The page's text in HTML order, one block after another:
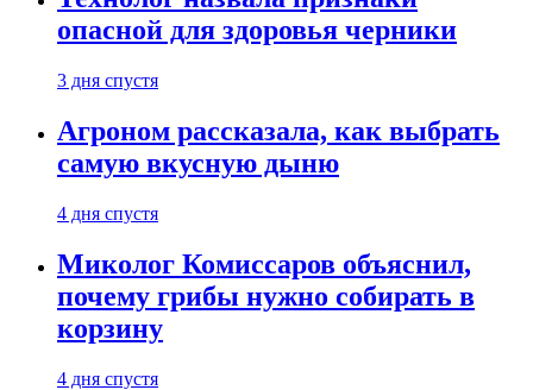
опасной для здоровья черники
3 дня спустя
Агроном рассказала, как выбрать
самую вкусную дыню
4 дня спустя
Миколог Комиссаров объяснил,
почему грибы нужно собирать в
корзину
4 дня спустя